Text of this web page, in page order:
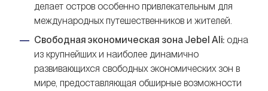
делает остров особенно привлекательным для
международных путешественников и жителей.
Свободная экономическая зона Jebel Ali: одна
из крупнейших и наиболее динамично
развивающихся свободных экономических зон в
мире, предоставляющая обширные возможности